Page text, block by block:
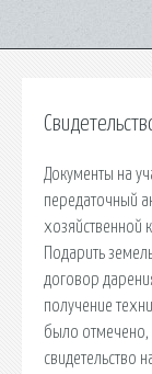
Документы на
передаточный
хозяйственной
Подарить
договор
получение
было отмечено,
свидетельство